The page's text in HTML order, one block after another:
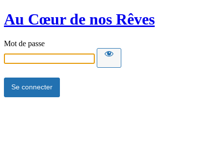
Au Cœur de nos Rêves
Mot de passe